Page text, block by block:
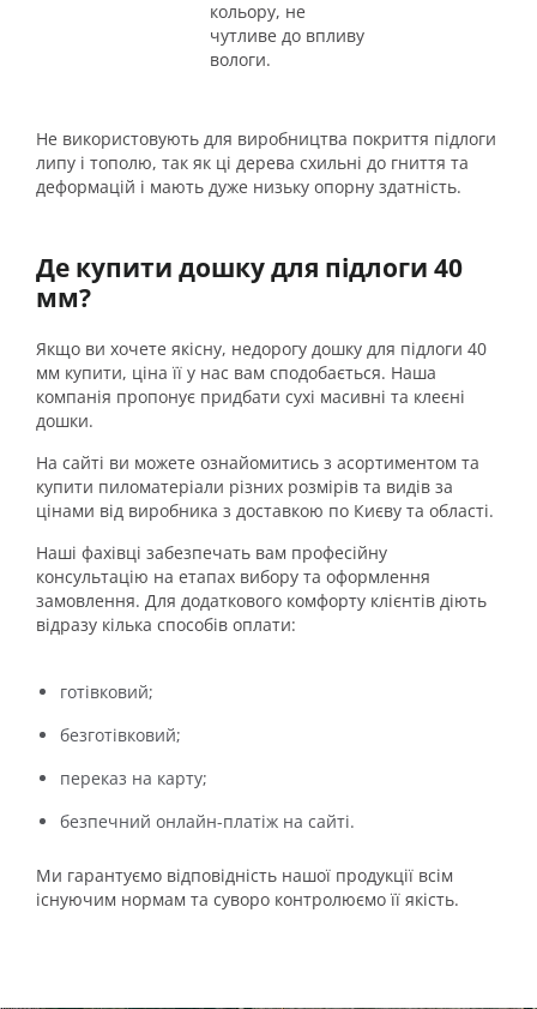
кольору, не
чутливе до впливу
вологи.
Не використовують для виробництва покриття підлоги
липу і тополю, так як ці дерева схильні до гниття та
деформацій і мають дуже низьку опорну здатність.
Де купити дошку для підлоги 40
мм?
Якщо ви хочете якісну, недорогу дошку для підлоги 40
мм купити, ціна її у нас вам сподобається. Наша
компанія пропонує придбати сухі масивні та клеєні
дошки.
На сайті ви можете ознайомитись з асортиментом та
купити пиломатеріали різних розмірів та видів за
цінами від виробника з доставкою по Києву та області.
Наші фахівці забезпечать вам професійну
консультацію на етапах вибору та оформлення
замовлення. Для додаткового комфорту клієнтів діють
відразу кілька способів оплати:
готівковий;
безготівковий;
переказ на карту;
безпечний онлайн-платіж на сайті.
Ми гарантуємо відповідність нашої продукції всім
існуючим нормам та суворо контролюємо її якість.